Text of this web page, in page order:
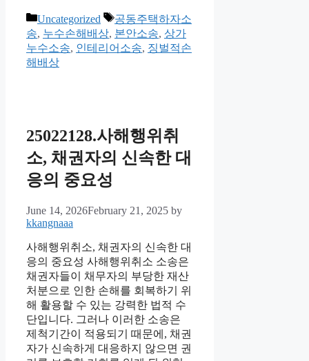
Categories
Uncategorized Tags
공동주택하자소
송, 누수손해배상, 본안소송, 상가
누수소송, 인테리어소송, 징벌적손
해배상
25022128.사해행위취
소, 채권자의 신속한 대
응의 중요성
June 14, 2026February 21, 2025 by
kkangnaaa
사해행위취소, 채권자의 신속한 대
응의 중요성 사해행위취소 소송은
채권자들이 채무자의 부당한 재산
처분으로 인한 손해를 회복하기 위
해 활용할 수 있는 강력한 법적 수
단입니다. 그러나 이러한 소송은
제척기간이 적용되기 때문에, 채권
자가 신속하게 대응하지 않으면 권